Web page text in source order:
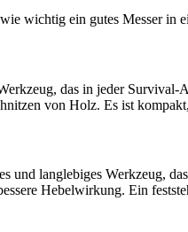
wichtig ein gutes Messer in
das in jeder Survival-
von Holz. Es ist
und langlebiges Werkzeug,
Hebelwirkung. Ein